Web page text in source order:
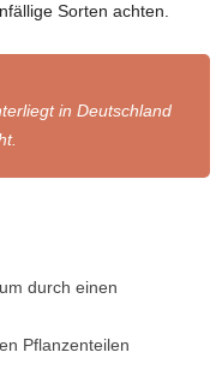
Sorten achten.
in Deutschland
durch einen
Pflanzenteilen